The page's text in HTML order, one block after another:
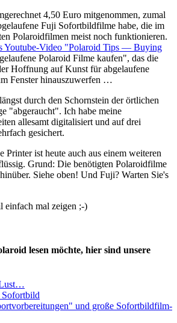
4,50 Euro mitgenommen, zumal
Fuji Sofortbildfilme habe, die im
Polaroidfilmen meist noch funktionieren.
Youtube-Video "Polaroid Tips — Buying
Polaroid Filme kaufen", das die
Hoffnung auf Kunst für abgelaufene
Fenster hinauszuwerfen …
durch den Schornstein der örtlichen
"abgeraucht". Ich habe meine
allesamt digitalisiert und auf drei
gesichert.
ist heute auch aus einem weiteren
Grund: Die benötigten Polaroidfilme
Siehe oben! Und Fuji? Warten Sie's
einfach mal zeigen ;-)
lesen möchte, hier sind unsere
und große Sofortbildfilm-